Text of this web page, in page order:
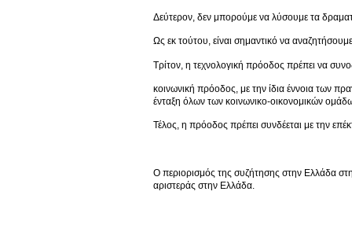
Δεύτερον, δεν μπορούμε να λύσουμε τα
Ως εκ τούτου, είναι σημαντικό να
Τρίτον, η τεχνολογική πρόοδος πρέπει να
κοινωνική πρόοδος, με την ίδια έννοια των
ένταξη όλων των κοινωνικο-οικονομικών
Τέλος, η πρόοδος πρέπει συνδέεται με την
Ο περιορισμός της συζήτησης στην Ελλάδα
αριστεράς στην Ελλάδα.